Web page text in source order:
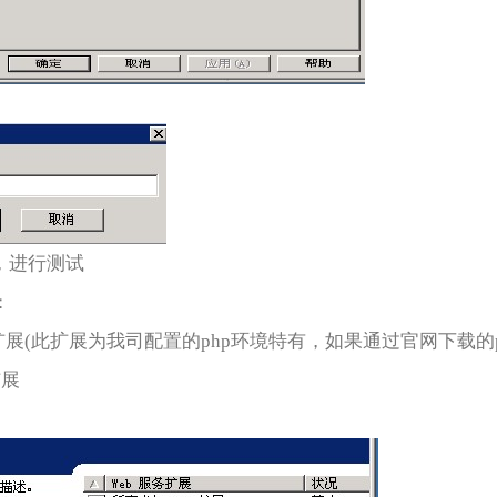
进行测试
展(此扩展为我司配置的php环境特有，如果通过官网下载